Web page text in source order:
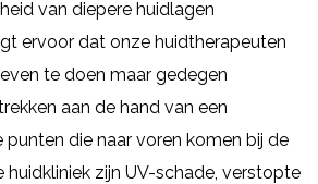
van diepere huidlagen
ervoor dat onze huidtherapeuten
te doen maar gedegen
aan de hand van een
punten die naar voren komen bij de
huidkliniek zijn UV-schade, verstopte